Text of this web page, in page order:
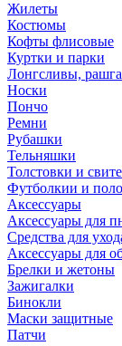
Жилеты
Костюмы
Кофты флисовые
Куртки и парки
Лонгсливы,
Носки
Пончо
Ремни
Рубашки
Тельняшки
Толстовки и
Футболкии и поло
Аксессуары
Аксессуары для
Средства для
Аксессуары для
Брелки и жетоны
Зажигалки
Бинокли
Маски защитные
Патчи